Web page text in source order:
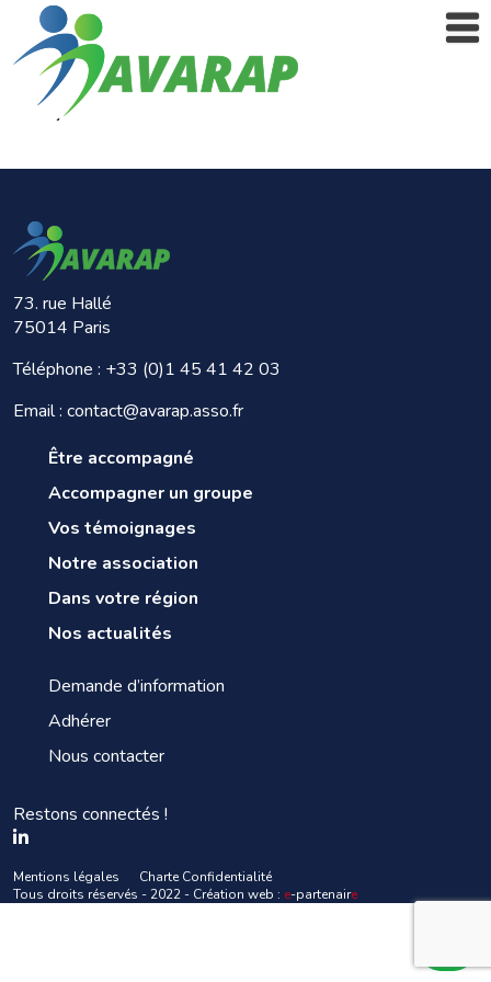
73. rue Hallé
75014 Paris
Téléphone : +33 (0)1 45 41 42 03
Email : contact@avarap.asso.fr
Être accompagné
Accompagner un groupe
Vos témoignages
Notre association
Dans votre région
Nos actualités
Demande d’information
Adhérer
Nous contacter
Restons connectés !
Mentions légales
Charte Confidentialité
Tous droits réservés - 2022 - Création web : e-partenaire